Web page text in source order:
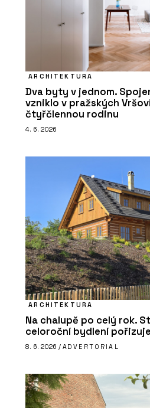
ARCHITEKTURA
Dva byty v jednom.
vzniklo v pražských
čtyřčlennou rodinu
4. 6. 2026
ARCHITEKTURA
Na chalupě po celý rok.
celoroční bydlení
8. 6. 2026 / ADVERTORIAL